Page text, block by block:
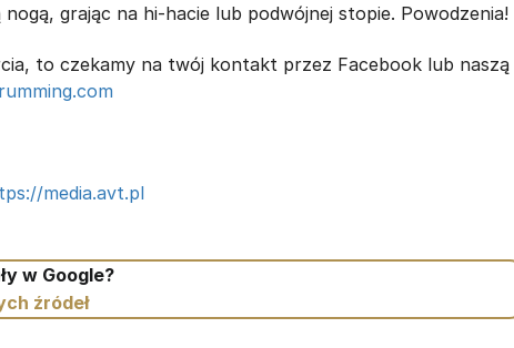
grając na hi-hacie lub podwójnej stopie. Powodzenia!
to czekamy na twój kontakt przez Facebook lub naszą
media.avt.pl
w Google?
źródeł